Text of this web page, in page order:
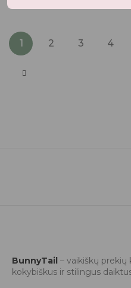
1 2 3 4
BunnyTail – vaikiškų prekių
kokybiškus ir stilingus